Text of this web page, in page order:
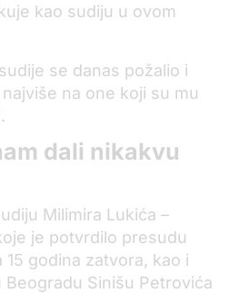
kao sudiju u ovom
se danas požalio i
na one koji su mu
dali nikakvu
Milimira Lukića –
je potvrdilo presudu
godina zatvora, kao i
Sinišu Petrovića